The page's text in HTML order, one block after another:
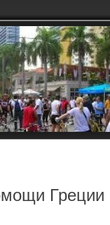
Греции